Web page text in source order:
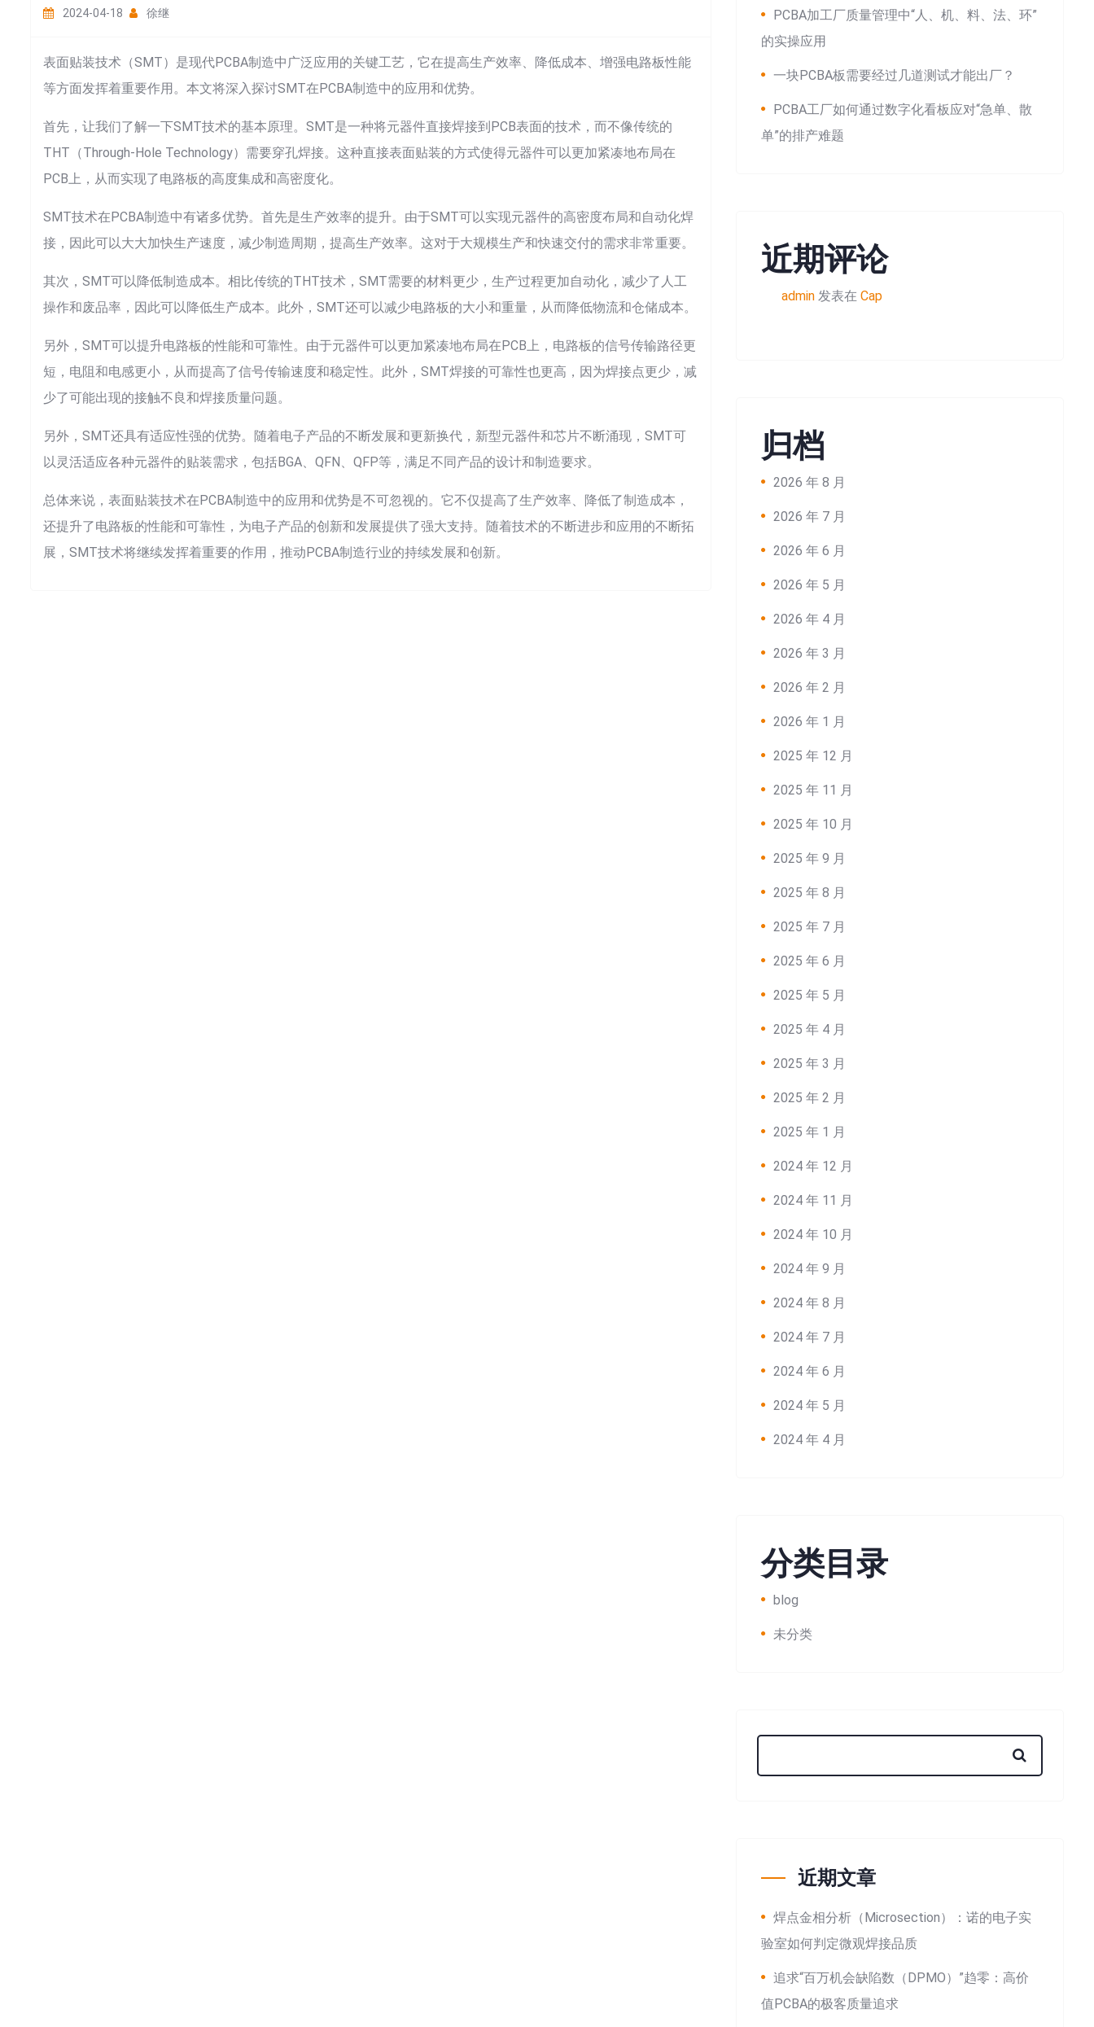
2024-04-18 徐继
表面贴装技术（SMT）是现代PCBA制造中广泛应用的关键工艺，它在提高生产效率、降低成本、增强电路板性能
等方面发挥着重要作用。本文将深入探讨SMT在PCBA制造中的应用和优势。
首先，让我们了解一下SMT技术的基本原理。SMT是一种将元器件直接焊接到PCB表面的技术，而不像传统的
THT（Through-Hole Technology）需要穿孔焊接。这种直接表面贴装的方式使得元器件可以更加紧凑地布局在
PCB上，从而实现了电路板的高度集成和高密度化。
SMT技术在PCBA制造中有诸多优势。首先是生产效率的提升。由于SMT可以实现元器件的高密度布局和自动化焊
接，因此可以大大加快生产速度，减少制造周期，提高生产效率。这对于大规模生产和快速交付的需求非常重要。
其次，SMT可以降低制造成本。相比传统的THT技术，SMT需要的材料更少，生产过程更加自动化，减少了人工
操作和废品率，因此可以降低生产成本。此外，SMT还可以减少电路板的大小和重量，从而降低物流和仓储成本。
另外，SMT可以提升电路板的性能和可靠性。由于元器件可以更加紧凑地布局在PCB上，电路板的信号传输路径更
短，电阻和电感更小，从而提高了信号传输速度和稳定性。此外，SMT焊接的可靠性也更高，因为焊接点更少，减
少了可能出现的接触不良和焊接质量问题。
另外，SMT还具有适应性强的优势。随着电子产品的不断发展和更新换代，新型元器件和芯片不断涌现，SMT可
以灵活适应各种元器件的贴装需求，包括BGA、QFN、QFP等，满足不同产品的设计和制造要求。
总体来说，表面贴装技术在PCBA制造中的应用和优势是不可忽视的。它不仅提高了生产效率、降低了制造成本，
还提升了电路板的性能和可靠性，为电子产品的创新和发展提供了强大支持。随着技术的不断进步和应用的不断拓
展，SMT技术将继续发挥着重要的作用，推动PCBA制造行业的持续发展和创新。
PCBA加工厂质量管理中“人、机、料、法、环”
的实操应用
一块PCBA板需要经过几道测试才能出厂？
PCBA工厂如何通过数字化看板应对“急单、散
单”的排产难题
近期评论
admin发表在 Cap
归档
2026 年 8 月
2026 年 7 月
2026 年 6 月
2026 年 5 月
2026 年 4 月
2026 年 3 月
2026 年 2 月
2026 年 1 月
2025 年 12 月
2025 年 11 月
2025 年 10 月
2025 年 9 月
2025 年 8 月
2025 年 7 月
2025 年 6 月
2025 年 5 月
2025 年 4 月
2025 年 3 月
2025 年 2 月
2025 年 1 月
2024 年 12 月
2024 年 11 月
2024 年 10 月
2024 年 9 月
2024 年 8 月
2024 年 7 月
2024 年 6 月
2024 年 5 月
2024 年 4 月
分类目录
blog
未分类
近期文章
焊点金相分析（Microsection）：诺的电子实
验室如何判定微观焊接品质
追求“百万机会缺陷数（DPMO）”趋零：高价
值PCBA的极客质量追求